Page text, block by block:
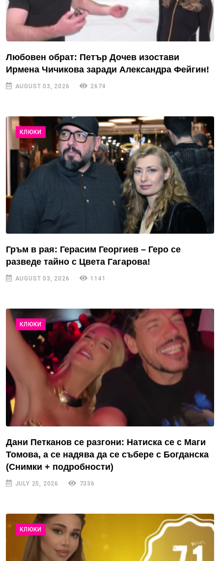
Любовен обрат: Петър Дочев изостави
Ирмена Чичикова заради Александра Фейгин!
AUGUST 03, 2026 2674
КЛЮКИ
Гръм в рая: Герасим Георгиев – Геро се
разведе тайно с Цвета Гагарова!
AUGUST 03, 2026 1141
КЛЮКИ
Дани Петканов се разгони: Натиска се с Маги
Томова, а се надява да се събере с Богданска
(Снимки + подробности)
JULY 25, 2026 7336
КЛЮКИ